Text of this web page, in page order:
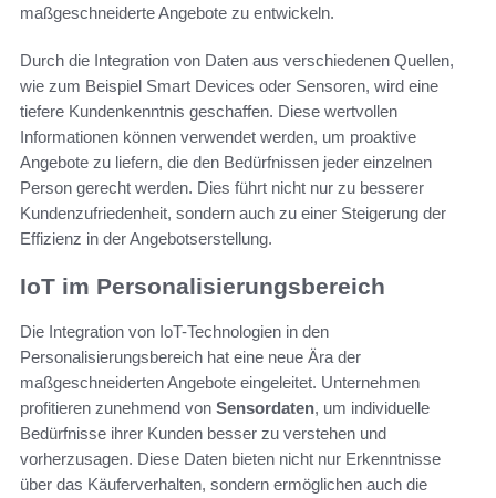
maßgeschneiderte Angebote zu entwickeln.
Durch die Integration von Daten aus verschiedenen Quellen,
wie zum Beispiel Smart Devices oder Sensoren, wird eine
tiefere Kundenkenntnis geschaffen. Diese wertvollen
Informationen können verwendet werden, um proaktive
Angebote zu liefern, die den Bedürfnissen jeder einzelnen
Person gerecht werden. Dies führt nicht nur zu besserer
Kundenzufriedenheit, sondern auch zu einer Steigerung der
Effizienz in der Angebotserstellung.
IoT im Personalisierungsbereich
Die Integration von IoT-Technologien in den
Personalisierungsbereich hat eine neue Ära der
maßgeschneiderten Angebote eingeleitet. Unternehmen
profitieren zunehmend von Sensordaten, um individuelle
Bedürfnisse ihrer Kunden besser zu verstehen und
vorherzusagen. Diese Daten bieten nicht nur Erkenntnisse
über das Käuferverhalten, sondern ermöglichen auch die